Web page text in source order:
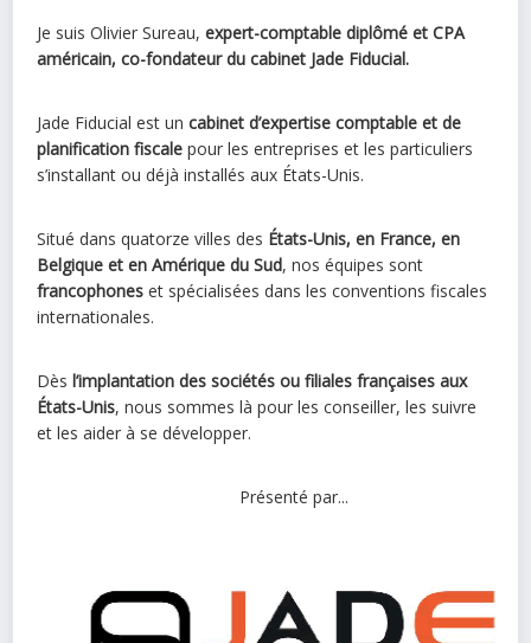
Je suis Olivier Sureau,expert-comptable diplômé et CPA
américain, co-fondateur du cabinet Jade Fiducial.
Jade Fiducial est uncabinet d’expertise comptable et de
planification fiscalepour les entreprises et les particuliers
s’installant ou déjà installés aux États-Unis.
Situé dans quatorze villes des États-Unis, en France, en
Belgique et en Amérique du Sud, nos équipes sont
francophones et spécialisées dans les conventions fiscales
internationales.
Dès l’implantation des sociétés ou filiales françaises aux
États-Unis, nous sommes là pour les conseiller, les suivre
et les aider à se développer.
Présenté par...